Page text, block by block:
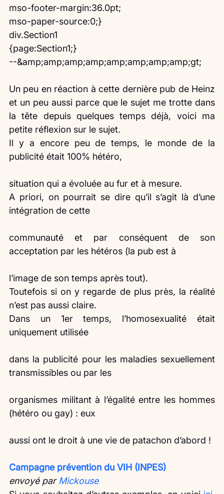
mso-footer-margin:36.0pt;
mso-paper-source:0;}
div.Section1
{page:Section1;}
--&amp;amp;amp;amp;amp;amp;amp;amp;gt;
Un peu en réaction à cette dernière pub de Heinz
et un peu aussi parce que le sujet me trotte dans
la tête depuis quelques temps déjà, voici ma
petite réflexion sur le sujet.
Il y a encore peu de temps, le monde de la
publicité était 100% hétéro,
situation qui a évoluée au fur et à mesure.
A priori, on pourrait se dire qu’il s’agit là d’une
intégration de cette
communauté et par conséquent de son
acceptation par les hétéros (la pub est à
l’image de son temps après tout).
Toutefois si on y regarde de plus près, la réalité
n’est pas aussi claire.
Dans un 1er temps, l’homosexualité était
uniquement utilisée
dans la publicité pour les maladies sexuellement
transmissibles ou par les
organismes militant à l’égalité entre les hommes
(hétéro ou gay) : eux
aussi ont le droit à une vie de patachon d’abord !
Campagne prévention du VIH (INPES)
envoyé par Mickouse